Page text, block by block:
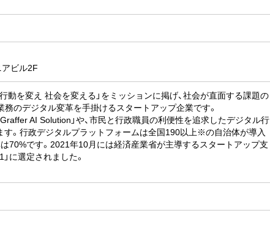
ビル2F
動を変え 社会を変える」をミッションに掲げ、社会が直面する課題の
務のデジタル変革を手掛けるスタートアップ企業です。
AI Solution」や、市民と行政職員の利便性を追求したデジタル行
。行政デジタルプラットフォームは全国190以上※の自治体が導入
70%です。2021年10月には経済産業省が主導するスタートアップ支
に選定されました。